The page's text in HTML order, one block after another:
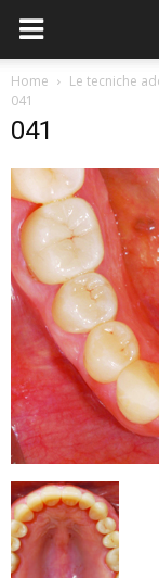
Home
Le tecniche
041
041